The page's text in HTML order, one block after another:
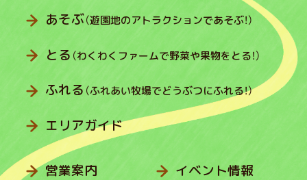
あそぶ（遊園地のアトラクションであそぶ！）
とる （わくわくファームで野菜や果物をとる！）
ふれる （ふれあい牧場でどうぶつにふれる！）
エリアガイド
営業案内
イベント情報